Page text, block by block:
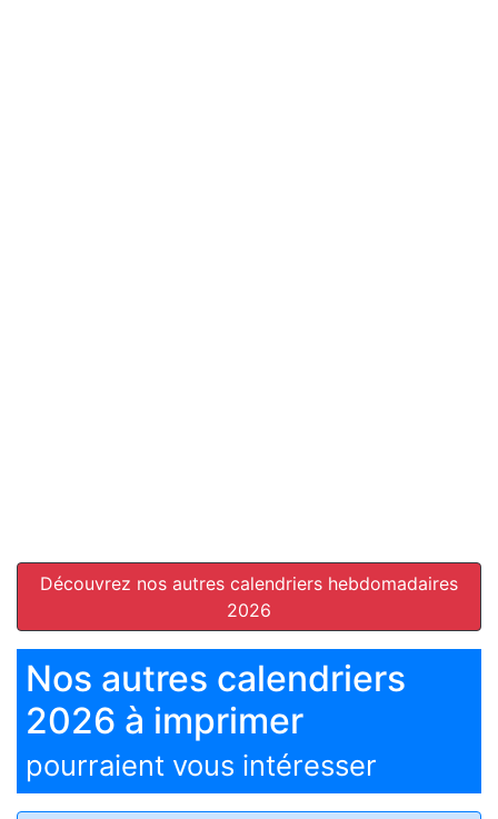
Découvrez nos autres calendriers hebdomadaires
2026
Nos autres calendriers
2026 à imprimer
pourraient vous intéresser